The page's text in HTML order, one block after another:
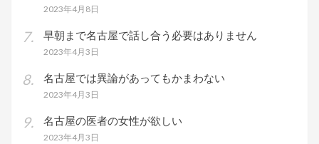
2023年4月8日
早朝まで名古屋で話し合う必要はありません
2023年4月3日
名古屋では異論があってもかまわない
2023年4月3日
名古屋の医者の女性が欲しい
2023年4月3日